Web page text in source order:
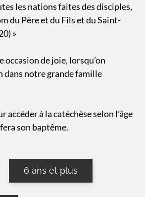
les nations faites des disciples,
du Père et du Fils et du Saint-
»
occasion de joie, lorsqu’on
dans notre grande famille
accéder à la catéchèse selon l’âge
son baptême.
6 ans et plus